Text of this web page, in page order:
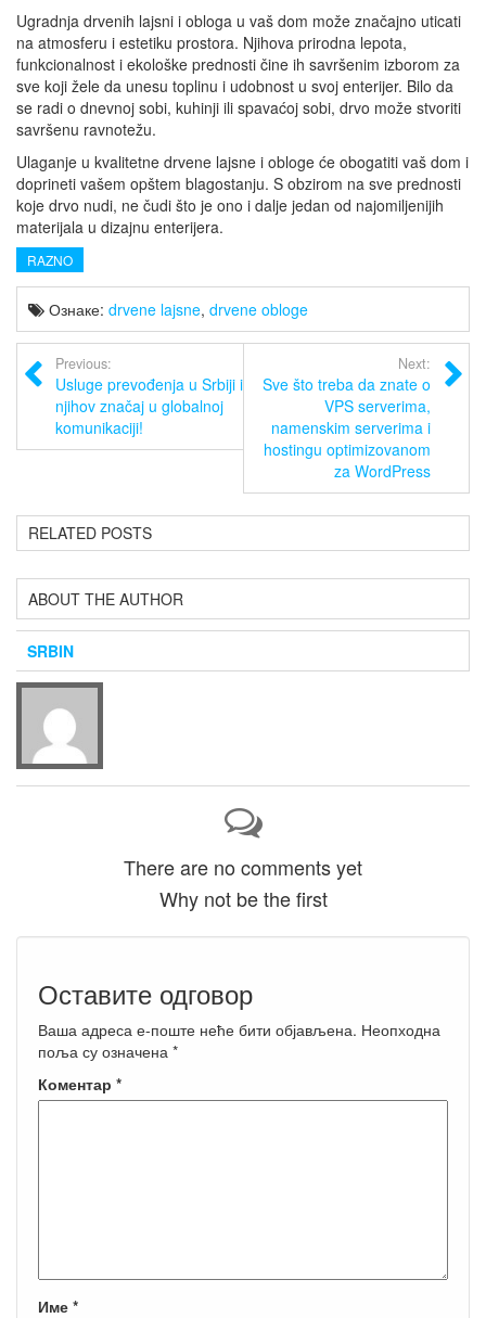
Ugradnja drvenih lajsni i obloga u vaš dom može značajno uticati
na atmosferu i estetiku prostora. Njihova prirodna lepota,
funkcionalnost i ekološke prednosti čine ih savršenim izborom za
sve koji žele da unesu toplinu i udobnost u svoj enterijer. Bilo da
se radi o dnevnoj sobi, kuhinji ili spavaćoj sobi, drvo može stvoriti
savršenu ravnotežu.
Ulaganje u kvalitetne drvene lajsne i obloge će obogatiti vaš dom i
doprineti vašem opštem blagostanju. S obzirom na sve prednosti
koje drvo nudi, ne čudi što je ono i dalje jedan od najomiljenijih
materijala u dizajnu enterijera.
RAZNO
Ознаке: drvene lajsne, drvene obloge
Previous:
Usluge prevođenja u Srbiji i
njihov značaj u globalnoj
komunikaciji!
Next:
Sve što treba da znate o
VPS serverima,
namenskim serverima i
hostingu optimizovanom
za WordPress
RELATED POSTS
ABOUT THE AUTHOR
SRBIN
There are no comments yet
Why not be the first
Оставите одговор
Ваша адреса е-поште неће бити објављена. Неопходна
поља су означена *
Коментар *
Име *